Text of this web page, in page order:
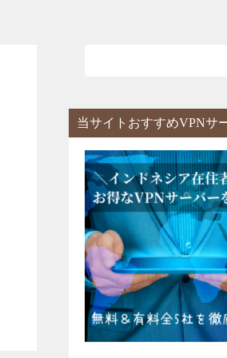
当サイトおすすめVPNサ